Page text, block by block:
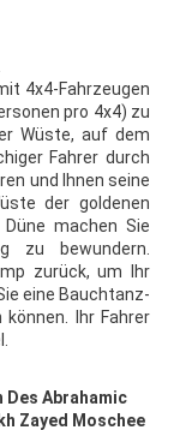
4x4-Fahrzeugen
pro 4x4) zu
Wüste, auf dem
Fahrer durch
und Ihnen seine
der goldenen
machen Sie
zu bewundern.
zurück, um Ihr
eine Bauchtanz-
Ihr Fahrer
Des Abrahamic
Zayed Moschee